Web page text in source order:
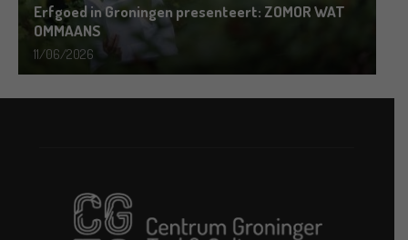
Erfgoed in Groningen presenteert: ZOMOR WAT
OMMAANS
11/06/2026